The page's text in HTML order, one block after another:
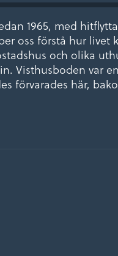
1965, med
oss förstå hur livet
och olika
Visthusboden var
förvarades här,